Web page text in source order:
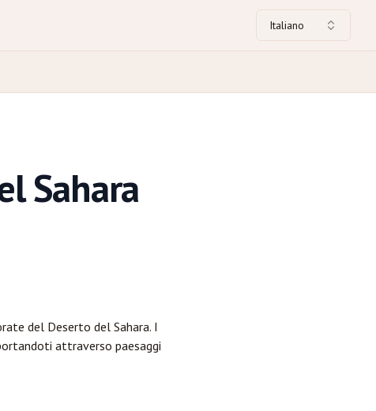
Italiano
Sahara
del Deserto del Sahara. I
attraverso paesaggi